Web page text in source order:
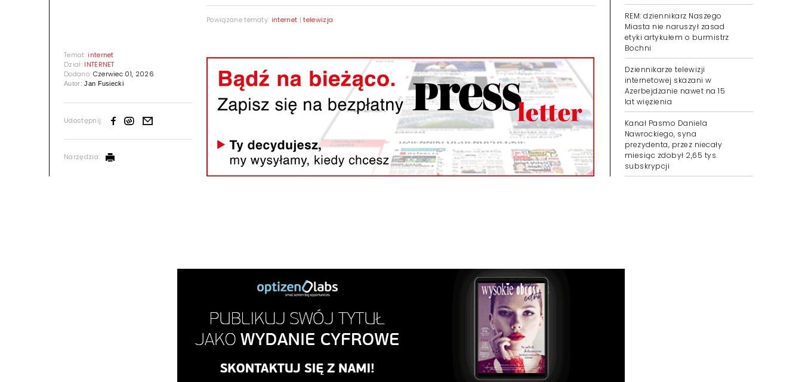
Temat:internet
Dział: INTERNET
Dodano: Czerwiec 01, 2026
Autor:Jan Fusiecki
Udostępnij:
Narzędzia:
Powiązane tematy: internet |telewizja
REM: dziennikarz Naszego
Miasta nie naruszył zasad
etyki artykułem o burmistrz
Bochni
Dziennikarze telewizji
internetowej skazani w
Azerbejdżanie nawet na 15
lat więzienia
Kanał Pasmo Daniela
Nawrockiego, syna
prezydenta, przez niecały
miesiąc zdobył 2,65 tys.
subskrypcji